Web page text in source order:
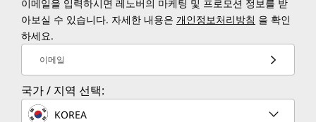
이메일을 입력하시면 레노버의 마케팅 및 프로모션 정보를 받
아보실 수 있습니다. 자세한 내용은 개인정보처리방침 을 확인
하세요.
이메일
국가 / 지역 선택:
KOREA